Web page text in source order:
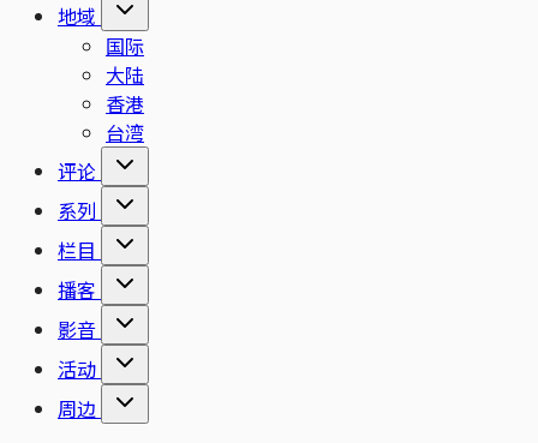
地域
国际
大陆
香港
台湾
评论
系列
栏目
播客
影音
活动
周边